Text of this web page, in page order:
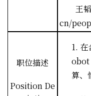
王
cn/
职位描述
Position De
1. 在
算、